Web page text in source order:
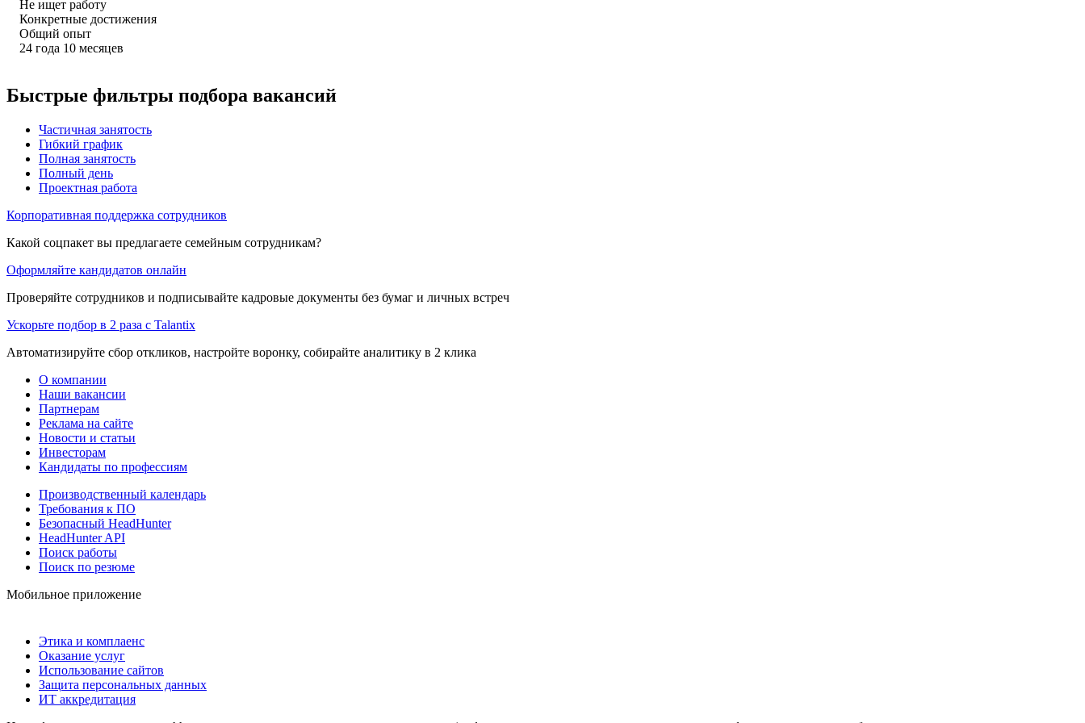
Не ищет работу
Конкретные достижения
Общий опыт
24 года 10 месяцев
Быстрые фильтры подбора вакансий
Частичная занятость
Гибкий график
Полная занятость
Полный день
Проектная работа
Корпоративная поддержка сотрудников
Какой соцпакет вы предлагаете семейным сотрудникам?
Оформляйте кандидатов онлайн
Проверяйте сотрудников и подписывайте кадровые документы без бумаг и личных встреч
Ускорьте подбор в 2 раза с Talantix
Автоматизируйте сбор откликов, настройте воронку, собирайте аналитику в 2 клика
О компании
Наши вакансии
Партнерам
Реклама на сайте
Новости и статьи
Инвесторам
Кандидаты по профессиям
Производственный календарь
Требования к ПО
Безопасный HeadHunter
HeadHunter API
Поиск работы
Поиск по резюме
Мобильное приложение
Этика и комплаенс
Оказание услуг
Использование сайтов
Защита персональных данных
ИТ аккредитация